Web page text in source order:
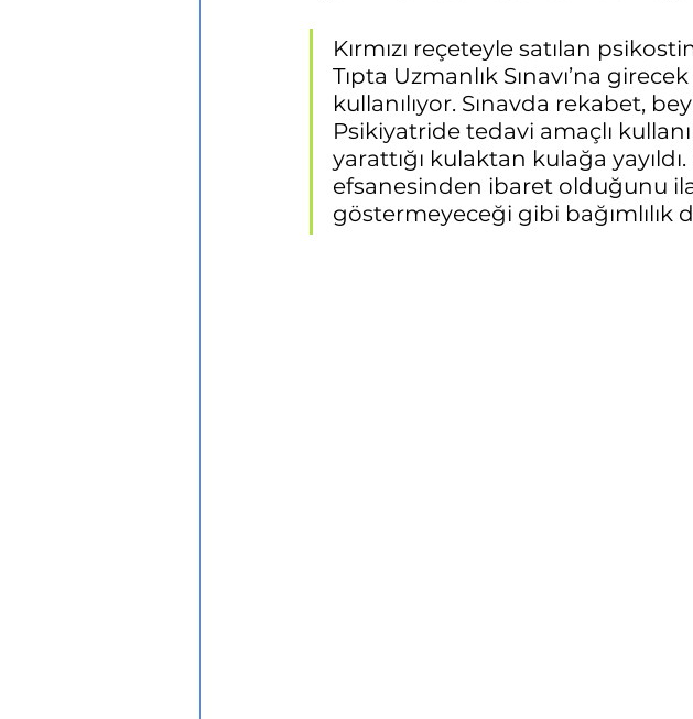
Kırmızı reçeteyle satılan
Tıpta Uzmanlık Sınavı’na
kullanılıyor. Sınavda rekabet,
Psikiyatride tedavi amaçlı
yarattığı kulaktan kulağa
efsanesinden ibaret olduğunu
göstermeyeceği gibi bağımlılık